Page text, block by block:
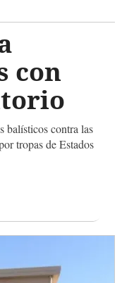
con
balísticos contra las
tropas de Estados